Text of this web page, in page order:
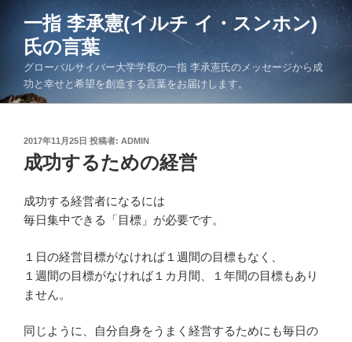
へ
一指 李承憲(イルチ イ・スンホン)
氏の言葉
グローバルサイバー大学学長の一指 李承憲氏のメッセージから成
功と幸せと希望を創造する言葉をお届けします。
投
日:
2017年11月25日 投稿者: ADMIN
成功するための経営
成功する経営者になるには
毎日集中できる「目標」が必要です。
１日の経営目標がなければ１週間の目標もなく、
１週間の目標がなければ１カ月間、１年間の目標もあり
ません。
同じように、自分自身をうまく経営するためにも毎日の